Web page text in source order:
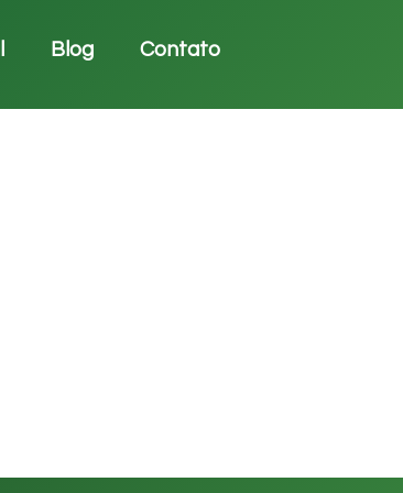
Blog Contato